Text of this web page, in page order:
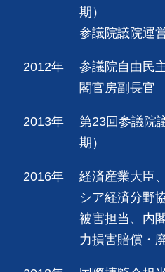
期）
参議院議院運
2012年
参議院自由民
閣官房副長官
2013年
第23回参議院
期）
2016年
経済産業大臣
シア経済分野
被害担当、内
力損害賠償・